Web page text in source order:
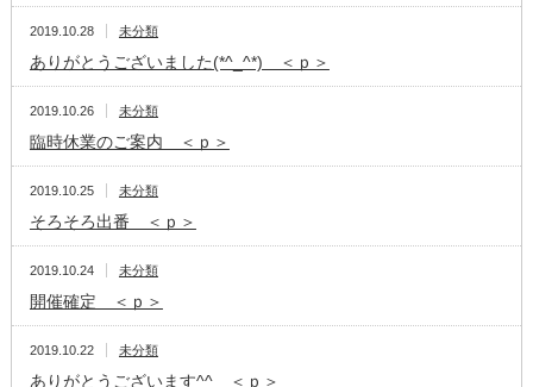
2019.10.28 未分類
ありがとうございました(*^_^*) ＜ｐ＞
2019.10.26 未分類
臨時休業のご案内 ＜ｐ＞
2019.10.25 未分類
そろそろ出番 ＜ｐ＞
2019.10.24 未分類
開催確定 ＜ｐ＞
2019.10.22 未分類
ありがとうございます^^ ＜ｐ＞